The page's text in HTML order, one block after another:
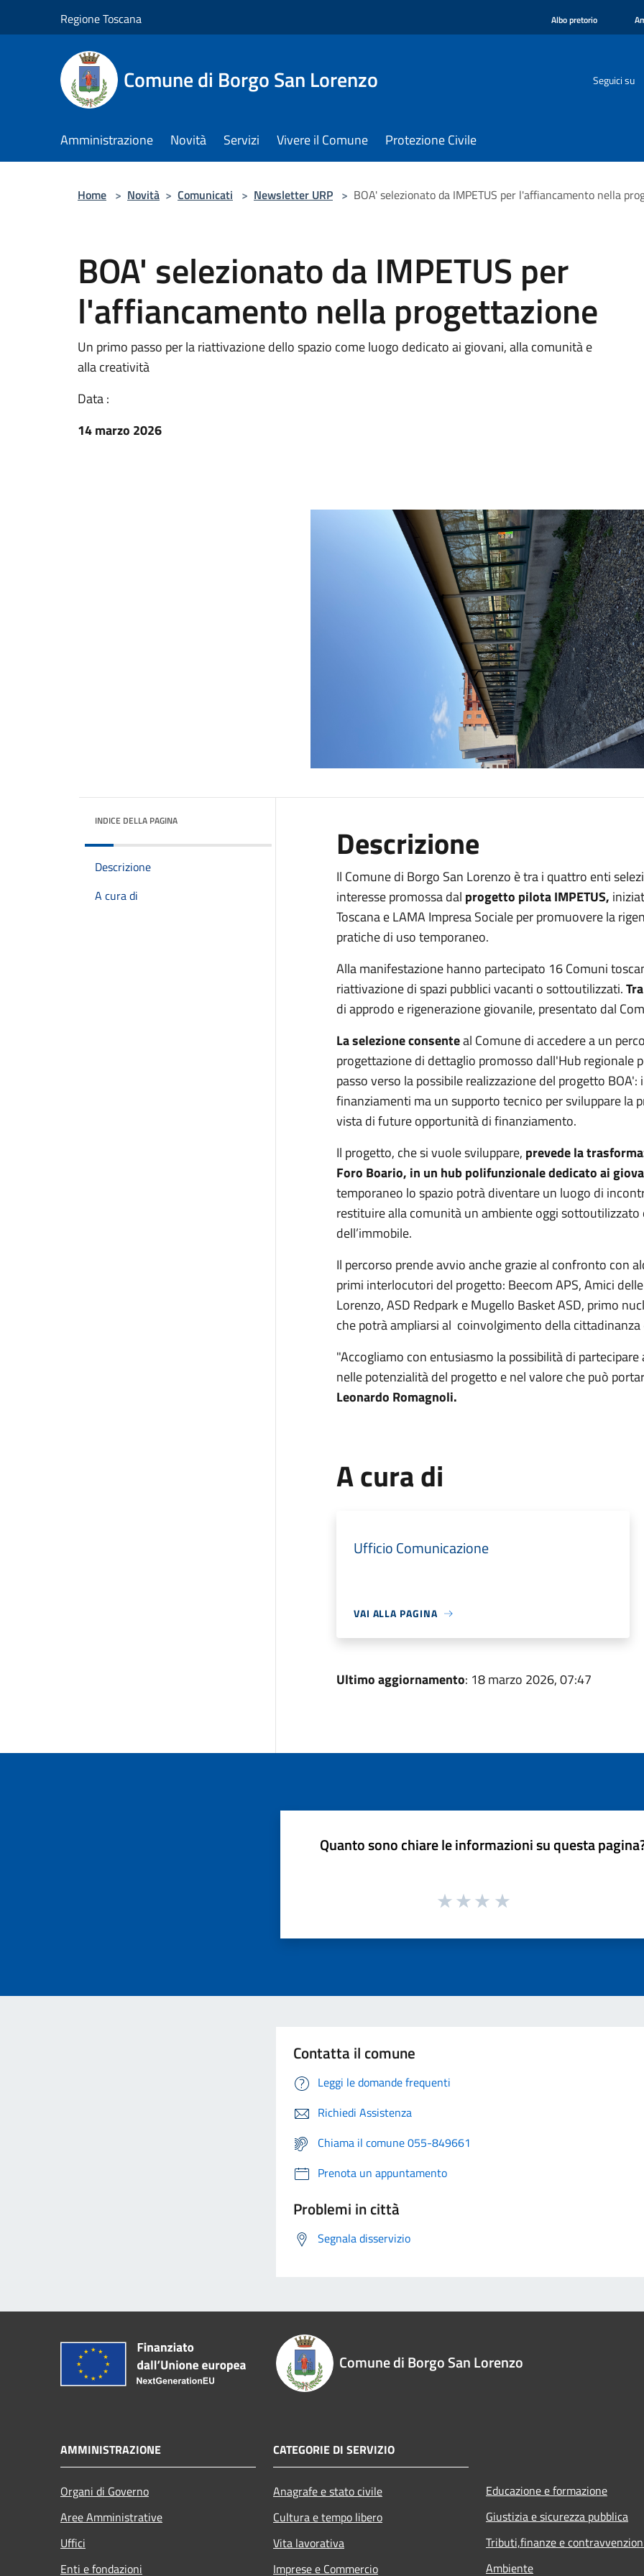
Regione Toscana Albo pretorio
Comune di Borgo San Lorenzo Seguici su
Amministrazione Novità Servizi Vivere il Comune Protezione Civile
Home > Novità > Comunicati > Newsletter URP > BOA' selezionato da IMPETUS per l'affiancamento nella
BOA' selezionato da IMPETUS per
l'affiancamento nella progettazione
Un primo passo per la riattivazione dello spazio come luogo dedicato ai giovani, alla comunità e
alla creatività
Data :
14 marzo 2026
INDICE DELLA PAGINA
Descrizione
A cura di
Descrizione
Il Comune di Borgo San Lorenzo è tra i quattro enti
interesse promossa dal progetto pilota IMPETUS,
Toscana e LAMA Impresa Sociale per promuovere la
pratiche di uso temporaneo.
Alla manifestazione hanno partecipato 16 Comuni
riattivazione di spazi pubblici vacanti o sottoutilizzati.
di approdo e rigenerazione giovanile, presentato dal
La selezione consenteal Comune di accedere a un
progettazione di dettaglio promosso dall'Hub regionale
passo verso la possibile realizzazione del progetto
finanziamenti ma un supporto tecnico per sviluppare la
vista di future opportunità di finanziamento.
Il progetto, che si vuole sviluppare, prevede la
Foro Boario, in un hub polifunzionale dedicato ai
temporaneo lo spazio potrà diventare un luogo di
restituire alla comunità un ambiente oggi
dell’immobile.
Il percorso prende avvio anche grazie al confronto con
primi interlocutori del progetto: Beecom APS, Amici
Lorenzo, ASD Redpark e Mugello Basket ASD, primo
che potrà ampliarsi al coinvolgimento della cittadinanza
"Accogliamo con entusiasmo la possibilità di
nelle potenzialità del progetto e nel valore che può
Leonardo Romagnoli.
A cura di
Ufficio Comunicazione
VAI ALLA PAGINA
Ultimo aggiornamento: 18 marzo 2026, 07:47
Quanto sono chiare le informazioni su questa
Contatta il comune
Leggi le domande frequenti
Richiedi Assistenza
Chiama il comune 055-849661
Prenota un appuntamento
Problemi in città
Segnala disservizio
Comune di Borgo San Lorenzo
AMMINISTRAZIONE
Organi di Governo
Aree Amministrative
Uffici
Enti e fondazioni
CATEGORIE DI SERVIZIO
Anagrafe e stato civile
Cultura e tempo libero
Vita lavorativa
Imprese e Commercio
Educazione e formazione
Giustizia e sicurezza pubblica
Tributi,finanze e
Ambiente